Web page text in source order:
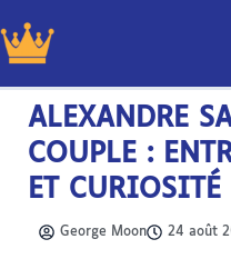
au
contenu
ALEXANDRE
COUPLE :
ET
George Moon 24 août